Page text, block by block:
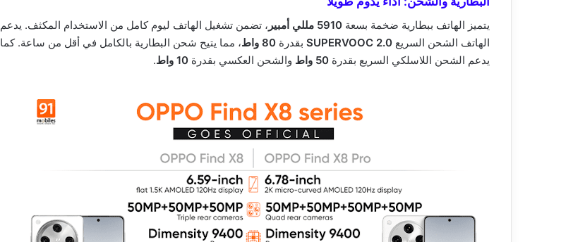
يتميز الهاتف ببطارية ضخمة بسعة 5910 مللي أمبير
، تضمن تشغيل الهاتف ليوم كامل من الاستخدام المكثف. يدعم
الهاتف الشحن السريع SUPERVOOC 2.0 بقدرة 80 واط
، مما يتيح شحن البطارية بالكامل في أقل من ساعة. كما
يدعم الشحن اللاسلكي السريع بقدرة 50 واط والشحن العكسي بقدرة 10 واط .